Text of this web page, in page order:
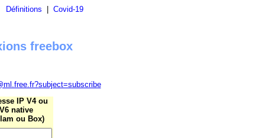
Définitions Covid-19
freebox
IP V4 ou
V6 native
ou Box)